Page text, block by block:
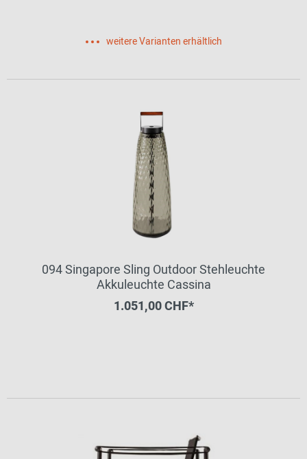
weitere Varianten erhältlich
094 Singapore Sling Outdoor Stehleuchte
Akkuleuchte Cassina
1.051,00 CHF*